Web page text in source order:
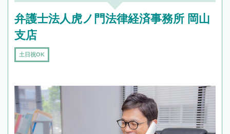
弁護士法人虎ノ門法律経済事務所 岡山
支店
土日祝OK